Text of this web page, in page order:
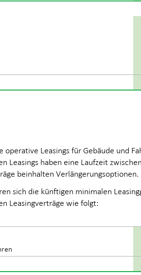
operative Leasings für Gebäude und
Leasings haben eine Laufzeit
beinhalten Verlängerungsoptionen.
sich die künftigen minimalen
Leasingverträge wie folgt: